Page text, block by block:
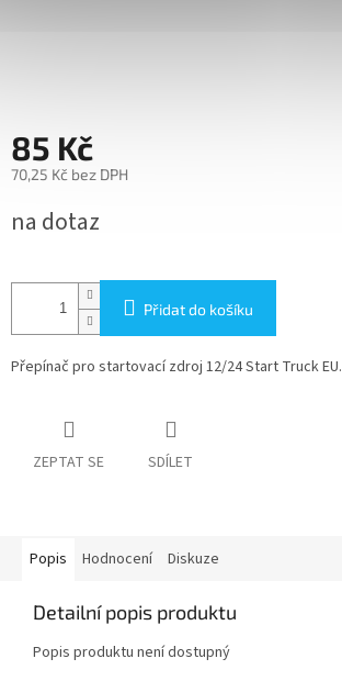
85 Kč
70,25 Kč bez DPH
cena:
na dotaz
Přidat do košíku
Přepínač pro startovací zdroj 12/24 Start Truck EU.
ZEPTAT SE SDÍLET
Popis Hodnocení Diskuze
Detailní popis produktu
Popis produktu není dostupný